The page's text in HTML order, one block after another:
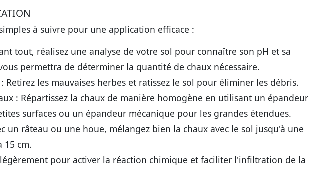
à suivre pour une application efficace :
tout, réalisez une analyse de votre sol pour connaître son pH et sa
permettra de déterminer la quantité de chaux nécessaire.
Retirez les mauvaises herbes et ratissez le sol pour éliminer les débris.
: Répartissez la chaux de manière homogène en utilisant un épandeur
surfaces ou un épandeur mécanique pour les grandes étendues.
un râteau ou une houe, mélangez bien la chaux avec le sol jusqu'à une
15 cm.
pour activer la réaction chimique et faciliter l'infiltration de la